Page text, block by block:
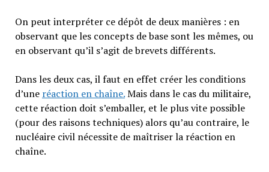
On peut interpréter ce dépôt de deux manières : en
observant que les concepts de base sont les mêmes, ou
en observant qu’il s’agit de brevets différents.
Dans les deux cas, il faut en effet créer les conditions
d’une réaction en chaîne.Mais dans le cas du militaire,
cette réaction doit s’emballer, et le plus vite possible
(pour des raisons techniques) alors qu’au contraire, le
nucléaire civil nécessite de maîtriser la réaction en
chaîne.